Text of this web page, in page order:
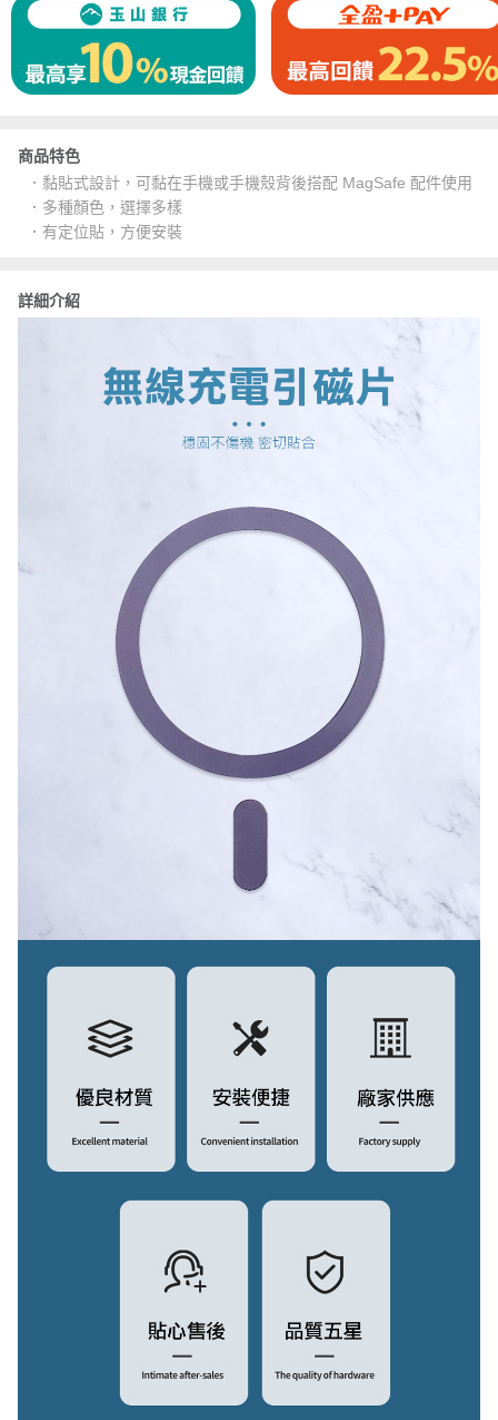
商品特色
．黏貼式設計，可黏在手機或手機殼背後搭配 MagSafe 配件使用
．多種顏色，選擇多樣
．有定位貼，方便安裝
詳細介紹